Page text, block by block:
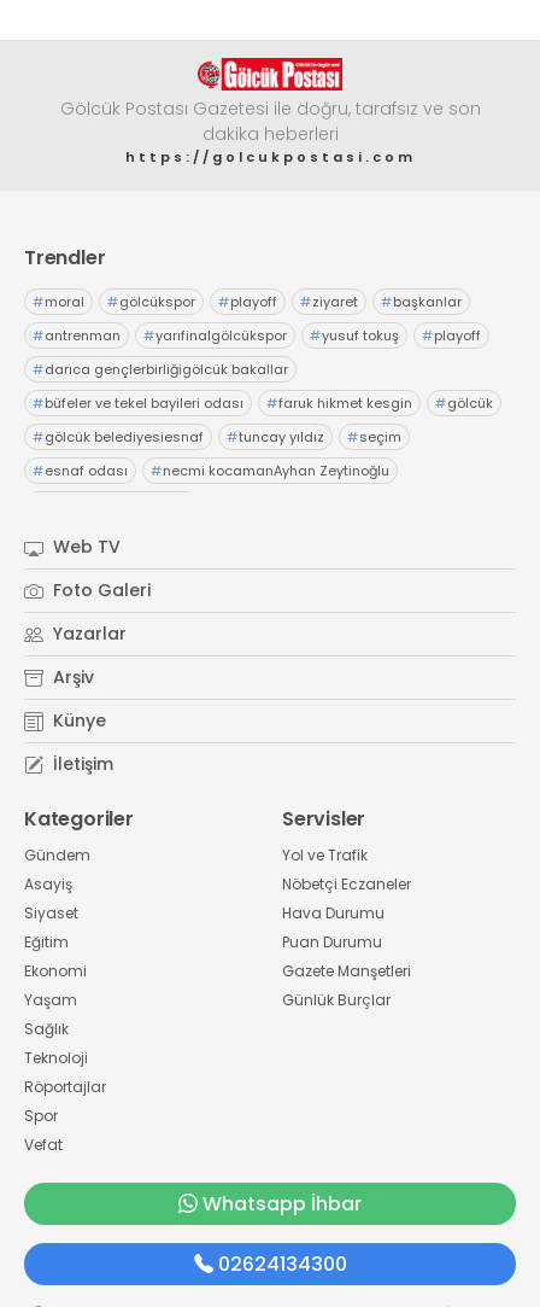
Gölcük Postası Gazetesi ile doğru, tarafsız ve son
dakika heberleri
https://golcukpostasi.com
Trendler
#moral #gölcükspor #playoff #ziyaret #başkanlar
#antrenman #yarıfinalgölcükspor #yusuf tokuş #playoff
#darıca gençlerbirliğigölcük bakallar
#büfeler ve tekel bayileri odası #faruk hikmet kesgin #gölcük
#gölcük belediyesiesnaf #tuncay yıldız #seçim
#esnaf odası #necmi kocamanAyhan Zeytinoğlu
Web TV
Foto Galeri
Yazarlar
Arşiv
Künye
İletişim
Kategoriler
Gündem
Asayiş
Siyaset
Eğitim
Ekonomi
Yaşam
Sağlık
Teknoloji
Röportajlar
Spor
Vefat
Servisler
Yol ve Trafik
Nöbetçi Eczaneler
Hava Durumu
Puan Durumu
Gazete Manşetleri
Günlük Burçlar
Whatsapp İhbar
02624134300